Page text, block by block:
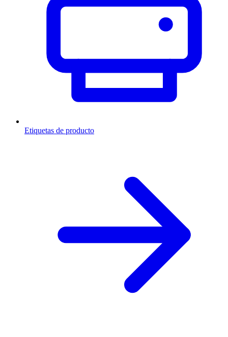
Etiquetas de producto